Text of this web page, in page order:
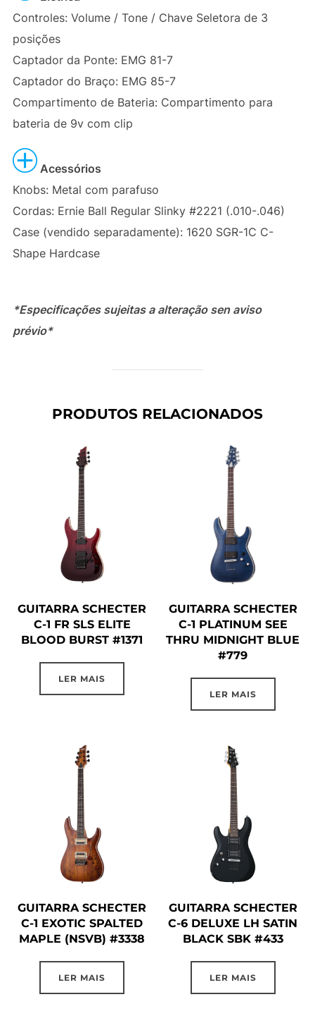
Controles: Volume / Tone / Chave Seletora de 3
posições
Captador da Ponte: EMG 81-7
Captador do Braço: EMG 85-7
Compartimento de Bateria: Compartimento para
bateria de 9v com clip
Acessórios
Knobs: Metal com parafuso
Cordas: Ernie Ball Regular Slinky #2221 (.010-.046)
Case (vendido separadamente): 1620 SGR-1C C-
Shape Hardcase
*Especificações sujeitas a alteração sen aviso
prévio*
PRODUTOS RELACIONADOS
GUITARRA SCHECTER
C-1 FR SLS ELITE
BLOOD BURST #1371
LER MAIS
GUITARRA SCHECTER
C-1 PLATINUM SEE
THRU MIDNIGHT BLUE
#779
LER MAIS
GUITARRA SCHECTER
C-1 EXOTIC SPALTED
MAPLE (NSVB) #3338
LER MAIS
GUITARRA SCHECTER
C-6 DELUXE LH SATIN
BLACK SBK #433
LER MAIS